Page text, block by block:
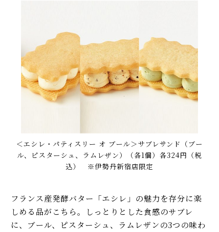
＜エシレ・パティスリー オ ブール＞サブレサンド（ブー
ル、ピスターシュ、ラムレザン）（各1個）各324円（税
込） ※伊勢丹新宿店限定
フランス産発酵バター「エシレ」の魅力を存分に楽
しめる品がこちら。しっとりとした食感のサブレ
に、ブール、ピスターシュ、ラムレザンの3つの味わ